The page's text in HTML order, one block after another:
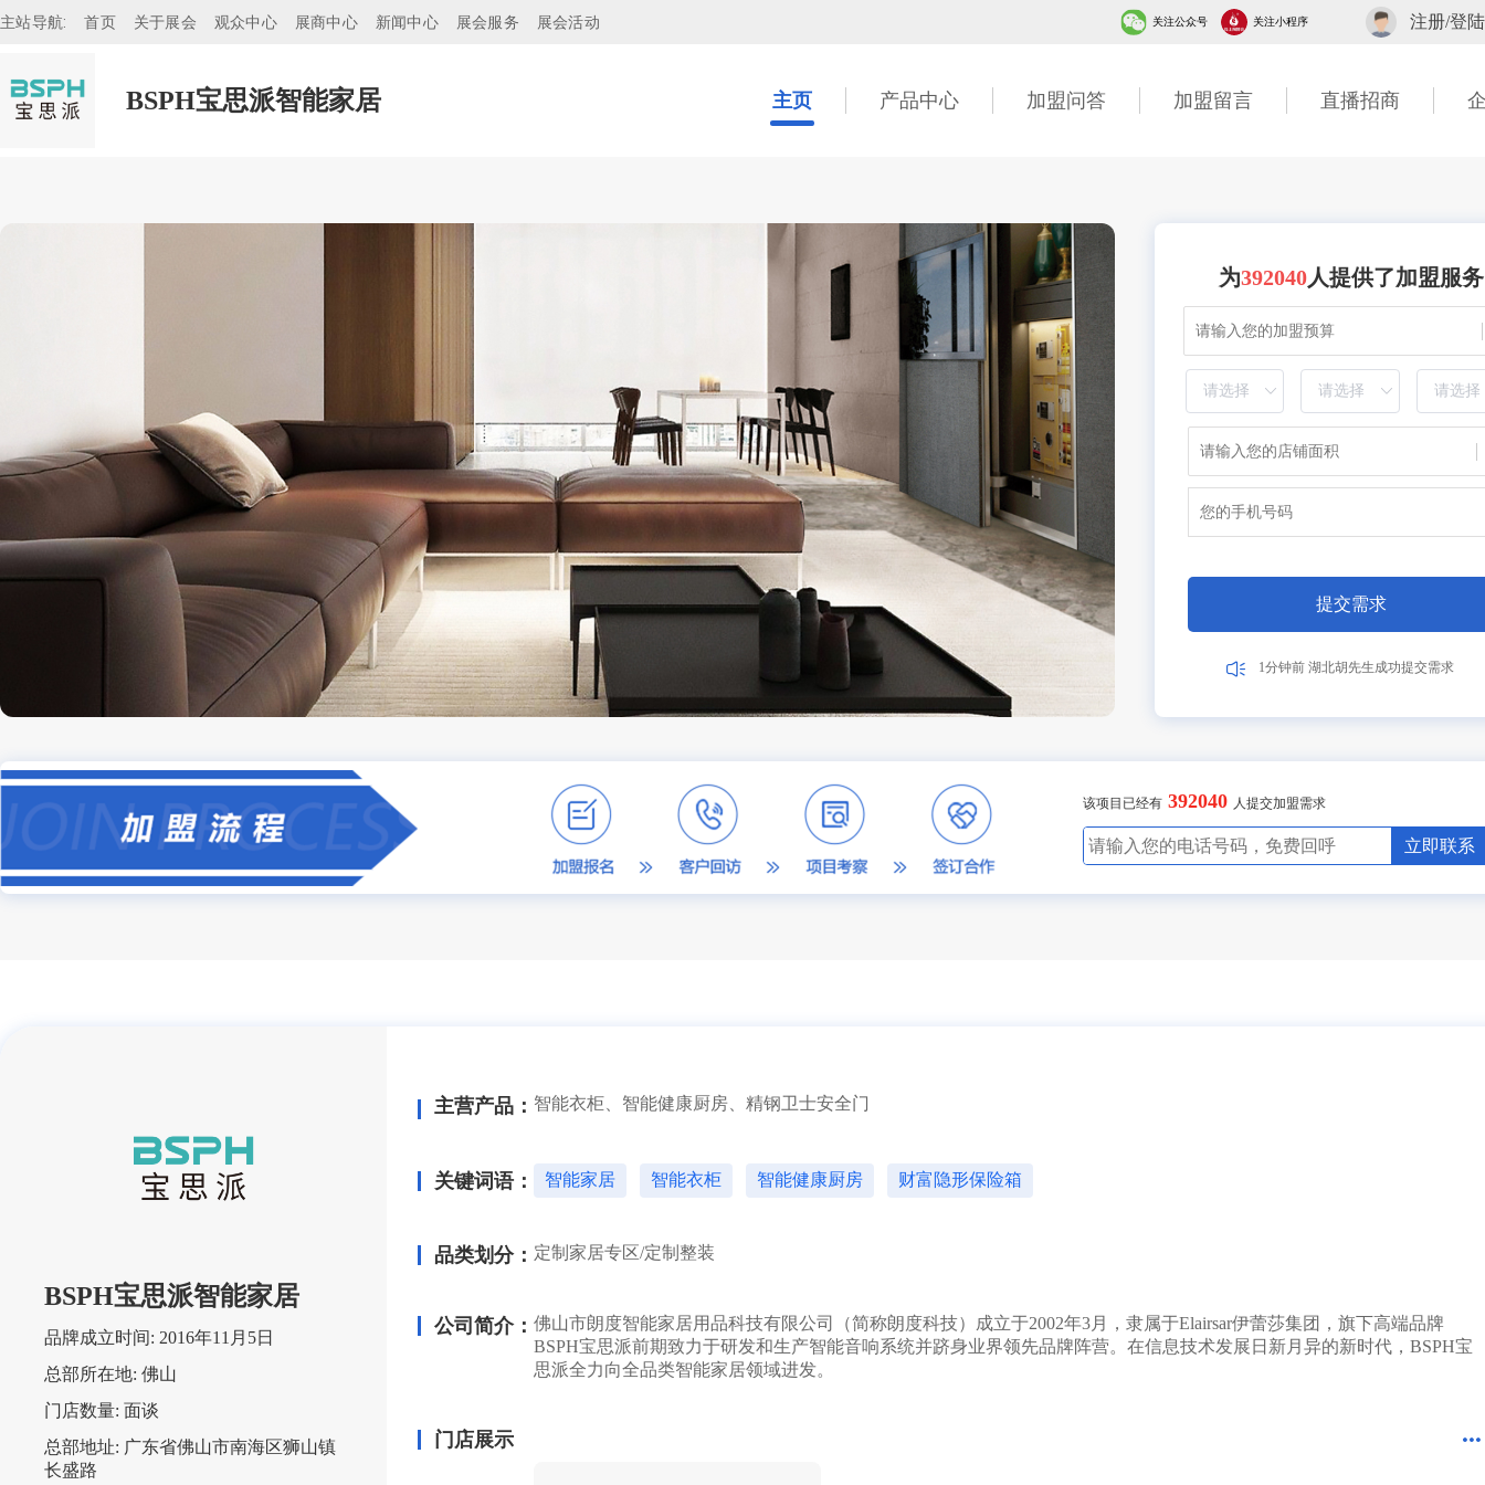
主站导航: 首页 关于展会 观众中心 展商中心 新闻中心 展会服务 展会活动 关注公众号 关注小程序 注册/登陆
BSPH宝思派智能家居 主页 产品中心 加盟问答 加盟留言 直播招商
为392040人提供了加盟服务
提交需求
6分钟前 广东李女士成功提交需求
10分钟前 广东陈先生成功提交需求
17分钟前 北京吴女士成功提交需求
1分钟前 湖北胡先生成功提交需求
10分钟前 四川贺先生成功提交需求
2分钟前 山东甘先生成功提交需求
3分钟前 广东古先生成功提交需求
1分钟前 湖北胡先生成功提交需求
10分钟前 四川贺先生成功提交需求
2分钟前 山东甘先生成功提交需求
5分钟前 广东古先生成功提交需求
1分钟前 湖北胡先生成功提交需求
10分钟前 四川贺先生成功提交需求
7分钟前 北京吴女士成功提交需求
2分钟前 山东甘先生成功提交需求
3分钟前 广东古先生成功提交需求
1分钟前 湖北胡先生成功提交需求
40分钟前 四川贺先生成功提交需求
7分钟前 北京吴女士成功提交需求
2分钟前 山东甘先生成功提交需求
6分钟前 广东古先生成功提交需求
1分钟前 湖北胡先生成功提交需求
10分钟前 四川贺先生成功提交需求
7分钟前 北京吴女士成功提交需求
2分钟前 山东甘先生成功提交需求
3分钟前 广东古先生成功提交需求
1分钟前 湖北胡先生成功提交需求
20分钟前 四川贺先生成功提交需求
7分钟前 北京吴女士成功提交需求
2分钟前 山东甘先生成功提交需求
2分钟前 广东古先生成功提交需求
1分钟前 湖北胡先生成功提交需求
13分钟前 四川贺先生成功提交需求
27分钟前 北京吴女士成功提交需求
2分钟前 山东甘先生成功提交需求
3分钟前 广东古先生成功提交需求
1分钟前 湖北胡先生成功提交需求
10分钟前 四川贺先生成功提交需求
47分钟前 北京吴女士成功提交需求
2分钟前 山东甘先生成功提交需求
3分钟前 广东古先生成功提交需求
11分钟前 湖北胡先生成功提交需求
10分钟前 四川贺先生成功提交需求
27分钟前 北京吴女士成功提交需求
2分钟前 山东甘先生成功提交需求
13分钟前 广东古先生成功提交需求
13分钟前 湖北胡先生成功提交需求
30分钟前 四川贺先生成功提交需求
17分钟前 北京吴女士成功提交需求
2分钟前 山东甘先生成功提交需求
3分钟前 广东古先生成功提交需求
16分钟前 湖北胡先生成功提交需求
10分钟前 四川贺先生成功提交需求
7分钟前 北京吴女士成功提交需求
2分钟前 山东甘先生成功提交需求
该项目已经有 392040 人提交加盟需求
立即联系
BSPH宝思派智能家居
品牌成立时间: 2016年11月5日
总部所在地: 佛山
门店数量: 面谈
总部地址: 广东省佛山市南海区狮山镇
长盛路
主营产品： 智能衣柜、智能健康厨房、精钢卫士安全门
关键词语： 智能家居 智能衣柜 智能健康厨房 财富隐形保险箱
品类划分： 定制家居专区/定制整装
公司简介： 佛山市朗度智能家居用品科技有限公司（简称朗度科技）成立于2002年3月，隶属于Elairsar伊蕾莎集团，旗下高端品牌
BSPH宝思派前期致力于研发和生产智能音响系统并跻身业界领先品牌阵营。在信息技术发展日新月异的新时代，BSPH宝
思派全力向全品类智能家居领域进发。
门店展示